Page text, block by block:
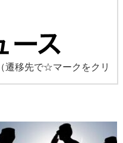
（遷移先で☆マークをクリ